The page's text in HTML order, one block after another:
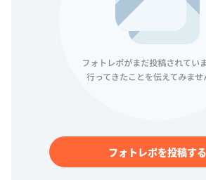
フォトレポを投稿する